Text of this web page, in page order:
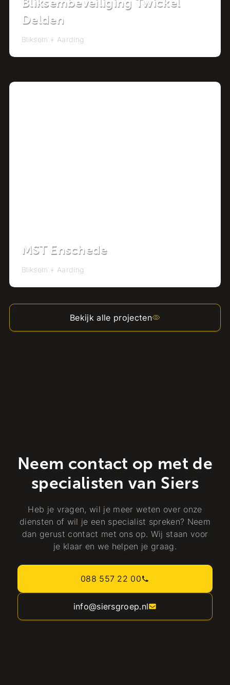
Delden
Bliksem + Aarding
MST Enschede
Bliksem + Aarding
Bekijk alle projecten
Neem contact op met de
specialisten van Siers
Heb je vragen, wil je meer weten over onze
diensten of wil je een specialist spreken? Neem
dan gerust contact met ons op. Wij staan voor
je klaar en we helpen je graag.
088 557 22 00
info@siersgroep.nl